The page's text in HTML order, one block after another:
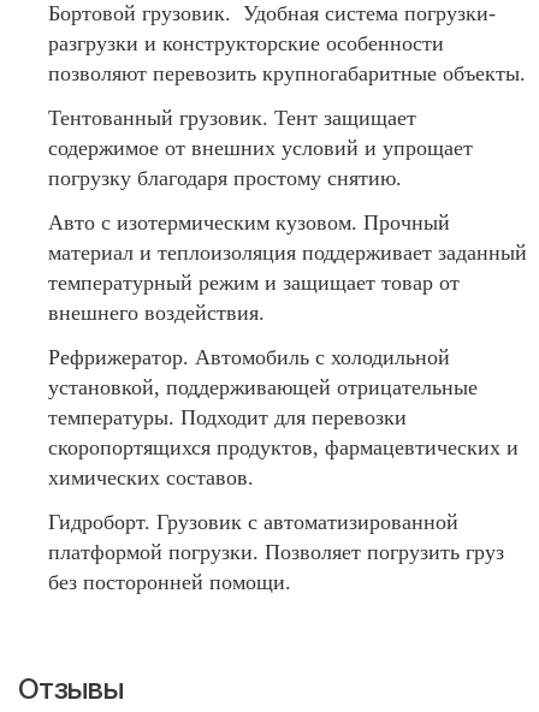
Бортовой грузовик. Удобная система погрузки-
разгрузки и конструкторские особенности
позволяют перевозить крупногабаритные объекты.
Тентованный грузовик. Тент защищает
содержимое от внешних условий и упрощает
погрузку благодаря простому снятию.
Авто с изотермическим кузовом. Прочный
материал и теплоизоляция поддерживает заданный
температурный режим и защищает товар от
внешнего воздействия.
Рефрижератор. Автомобиль с холодильной
установкой, поддерживающей отрицательные
температуры. Подходит для перевозки
скоропортящихся продуктов, фармацевтических и
химических составов.
Гидроборт. Грузовик с автоматизированной
платформой погрузки. Позволяет погрузить груз
без посторонней помощи.
Отзывы